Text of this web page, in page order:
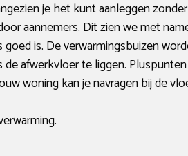
je het kunt aanleggen
aannemers. Dit zien we met
is. De verwarmingsbuizen
afwerkvloer te liggen.
woning kan je navragen bij de